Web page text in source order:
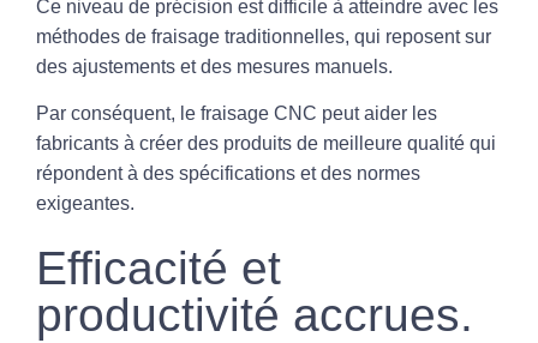
Ce niveau de précision est difficile à atteindre avec les
méthodes de fraisage traditionnelles, qui reposent sur
des ajustements et des mesures manuels.
Par conséquent, le fraisage CNC peut aider les
fabricants à créer des produits de meilleure qualité qui
répondent à des spécifications et des normes
exigeantes.
Efficacité et
productivité accrues.